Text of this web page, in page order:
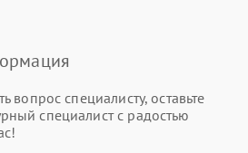
вопрос специалисту, оставьте
специалист с радостью